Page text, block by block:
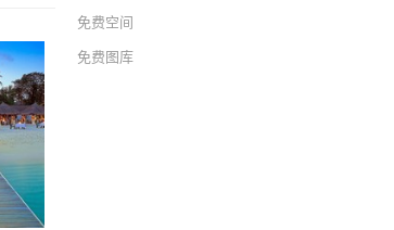
免费空间
免费图库